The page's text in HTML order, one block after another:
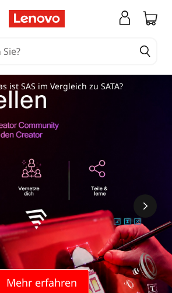
Mehr erfahren
ist SAS im Vergleich zu SATA?